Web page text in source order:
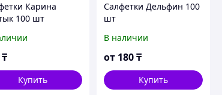
Карина
100 шт
₸
Купить
Салфетки Дельфин 100
шт
В наличии
от 180₸
Купить